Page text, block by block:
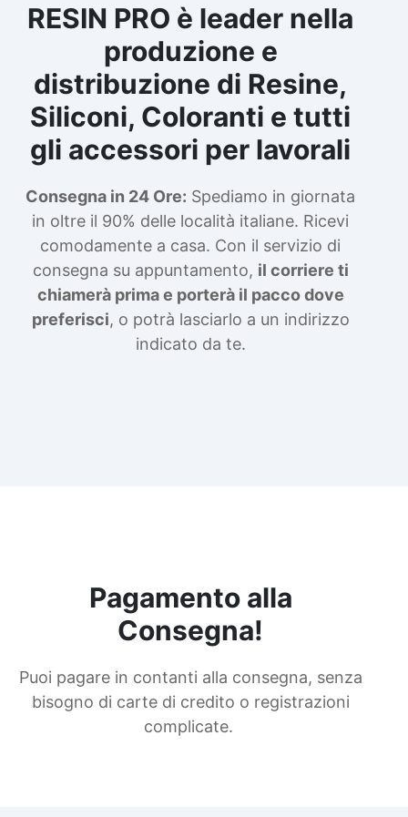
RESIN PRO è leader nella
produzione e
distribuzione di Resine,
Siliconi, Coloranti e tutti
gli accessori per lavorali
Consegna in 24 Ore: Spediamo in giornata
in oltre il 90% delle località italiane. Ricevi
comodamente a casa. Con il servizio di
consegna su appuntamento, il corriere ti
chiamerà prima e porterà il pacco dove
preferisci, o potrà lasciarlo a un indirizzo
indicato da te.
Pagamento alla
Consegna!
Puoi pagare in contanti alla consegna, senza
bisogno di carte di credito o registrazioni
complicate.